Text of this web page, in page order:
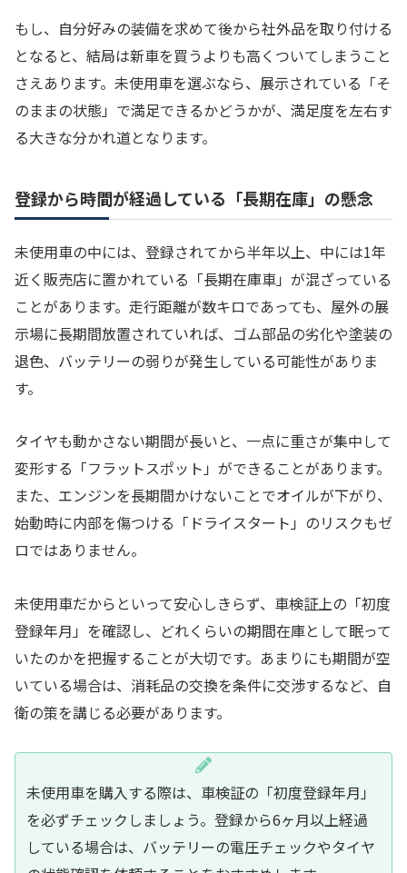
もし、自分好みの装備を求めて後から社外品を取り付ける
となると、結局は新車を買うよりも高くついてしまうこと
さえあります。未使用車を選ぶなら、展示されている「そ
のままの状態」で満足できるかどうかが、満足度を左右す
る大きな分かれ道となります。
登録から時間が経過している「長期在庫」の懸念
未使用車の中には、登録されてから半年以上、中には1年
近く販売店に置かれている「長期在庫車」が混ざっている
ことがあります。走行距離が数キロであっても、屋外の展
示場に長期間放置されていれば、ゴム部品の劣化や塗装の
退色、バッテリーの弱りが発生している可能性がありま
す。
タイヤも動かさない期間が長いと、一点に重さが集中して
変形する「フラットスポット」ができることがあります。
また、エンジンを長期間かけないことでオイルが下がり、
始動時に内部を傷つける「ドライスタート」のリスクもゼ
ロではありません。
未使用車だからといって安心しきらず、車検証上の「初度
登録年月」を確認し、どれくらいの期間在庫として眠って
いたのかを把握することが大切です。あまりにも期間が空
いている場合は、消耗品の交換を条件に交渉するなど、自
衛の策を講じる必要があります。
未使用車を購入する際は、車検証の「初度登録年月」
を必ずチェックしましょう。登録から6ヶ月以上経過
している場合は、バッテリーの電圧チェックやタイヤ